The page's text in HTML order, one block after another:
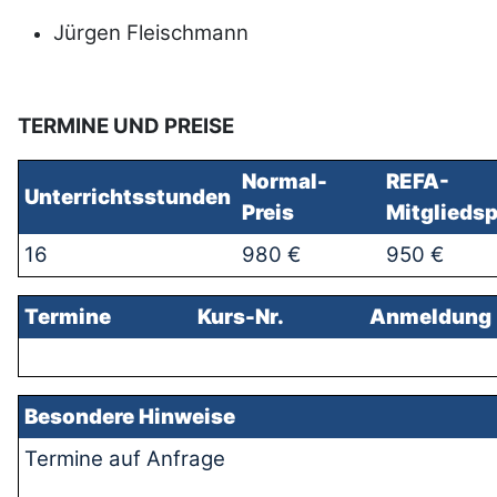
Jürgen Fleischmann
TERMINE UND PREISE
Unterrichtsstunden
Normal-
Preis
REFA-
16
980 € 950 €
Termine Kurs-Nr. Anmeldung
Besondere Hinweise
Termine auf Anfrage